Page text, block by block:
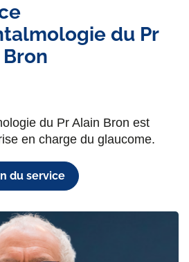
du Pr
du Pr Alain Bron est
en charge du glaucome.
du service